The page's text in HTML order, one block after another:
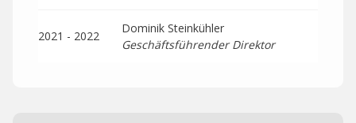
2021 - 2022
Dominik Steinkühler
Geschäftsführender Direktor